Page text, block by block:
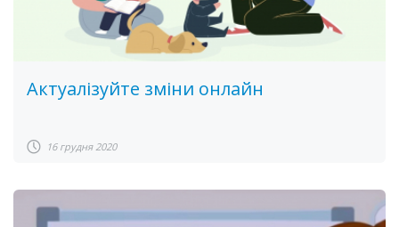
Актуалізуйте зміни онлайн
16 грудня 2020